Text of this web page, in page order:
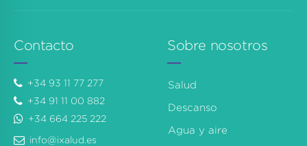
Contacto
+34 93 11 77 277
+34 91 11 00 882
+34 664 225 222
info@ixalud.es
Sobre nosotros
Salud
Descanso
Agua y aire